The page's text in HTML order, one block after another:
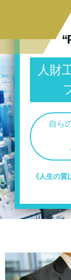
⼈財
⾃ら
《⼈⽣の